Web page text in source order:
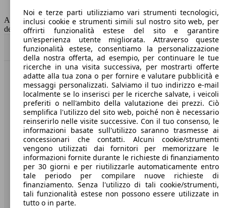
Capacità del serbatoio
58 l
AutoScout24 non si assume alcuna responsabilità per la correttezza
dei dati.
Torna su
Benvenuti su AutoScout24, il mercato auto europeo.
Società
A proposito di AutoScout24
Stampa
Media
Condizioni generali
Informazioni
Noi e terze parti utilizziamo vari strumenti tecnologici,
inclusi cookie e strumenti simili sul nostro sito web, per
offrirti funzionalità estese del sito e garantire
un'esperienza utente migliorata. Attraverso queste
funzionalità estese, consentiamo la personalizzazione
della nostra offerta, ad esempio, per continuare le tue
ricerche in una visita successiva, per mostrarti offerte
adatte alla tua zona o per fornire e valutare pubblicità e
messaggi personalizzati. Salviamo il tuo indirizzo e-mail
localmente se lo inserisci per le ricerche salvate, i veicoli
preferiti o nell'ambito della valutazione dei prezzi. Ciò
semplifica l'utilizzo del sito web, poiché non è necessario
reinserirlo nelle visite successive. Con il tuo consenso, le
informazioni basate sull'utilizzo saranno trasmesse ai
concessionari che contatti. Alcuni cookie/strumenti
vengono utilizzati dai fornitori per memorizzare le
informazioni fornite durante le richieste di finanziamento
per 30 giorni e per riutilizzarle automaticamente entro
tale periodo per compilare nuove richieste di
finanziamento. Senza l'utilizzo di tali cookie/strumenti,
tali funzionalità estese non possono essere utilizzate in
tutto o in parte.